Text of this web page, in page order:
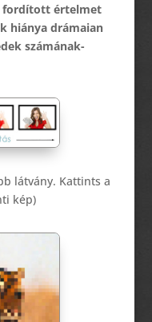
fordított értelmet
hiánya drámaian
számának-
látvány. Kattints a
kép)